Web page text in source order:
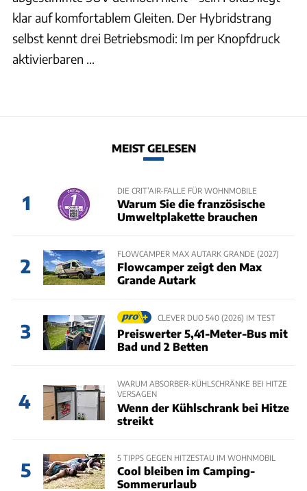
klar auf komfortablem Gleiten. Der Hybridstrang
selbst kennt drei Betriebsmodi: Im per Knopfdruck
aktivierbaren ...
MEIST GELESEN
1
DIE CRIT’AIR-FALLE FÜR WOHNMOBILE
Warum Sie die französische
Umweltplakette brauchen
2
FLOWCAMPER MAX AUTARK GRANDE (2027)
Flowcamper zeigt den Max
Grande Autark
3
CLEVER DUO 540 (2026) IM TEST
Preiswerter 5,41-Meter-Bus mit
Bad und 2 Betten
4
WARUM ABSORBER-KÜHLSCHRÄNKE BEI HITZE
VERSAGEN
Wenn der Kühlschrank bei Hitze
streikt
5
5 TIPPS GEGEN HITZESTAU IM WOHNMOBIL
Cool bleiben im Camping-
Sommerurlaub